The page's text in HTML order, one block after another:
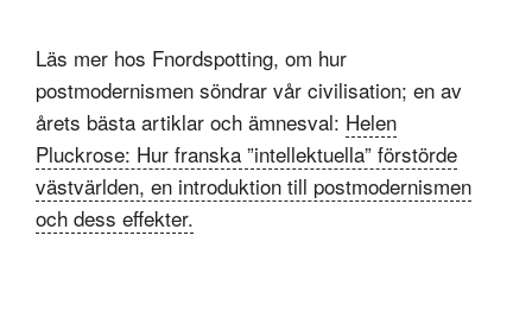
Läs mer hos Fnordspotting, om hur
postmodernismen söndrar vår civilisation; en av
årets bästa artiklar och ämnesval: Helen
Pluckrose: Hur franska ”intellektuella” förstörde
västvärlden, en introduktion till postmodernismen
och dess effekter.